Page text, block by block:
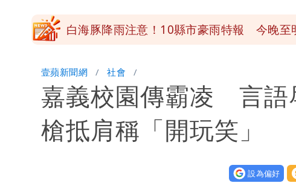
白海豚降雨注意！10縣市豪雨特報 今晚至
壹蘋新聞網 社會
嘉義校園傳霸凌 言
槍抵肩稱「開玩笑」
設為偏好